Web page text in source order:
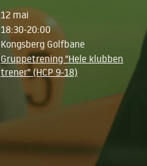
12 mai
18:30-20:00
Kongsberg Golfbane
Gruppetrening "Hele klubben
trener" (HCP 9-18)